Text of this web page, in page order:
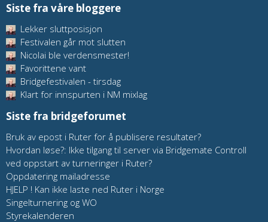
Siste fra våre bloggere
Lekker sluttposisjon
Festivalen går mot slutten
Nicolai ble verdensmester!
Favorittene vant
Bridgefestivalen - tirsdag
Klart for innspurten i NM mixlag
Siste fra bridgeforumet
Bruk av epost i Ruter for å publisere resultater?
Hvordan løse?: Ikke tilgang til server via Bridgemate Controll
ved oppstart av turneringer i Ruter?
Oppdatering mailadresse
HJELP ! Kan ikke laste ned Ruter i Norge
Singelturnering og WO
Styrekalenderen